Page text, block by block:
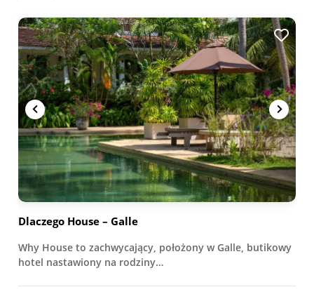
Dlaczego House – Galle
Why House to zachwycający, położony w Galle, butikowy
hotel nastawiony na rodziny…